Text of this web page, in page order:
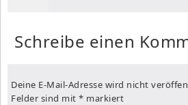
Schreibe einen
Deine E-Mail-Adresse wird nicht
Felder sind mit * markiert